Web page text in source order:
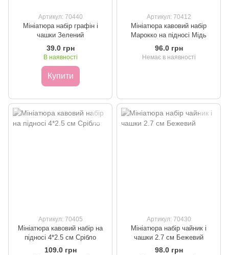
Артикул: 70440
Мініатюра набір графін і
чашки Зелений
39.0 грн
В наявності
Купити
Артикул: 70412
Мініатюра кавовий набір
Марокко на підносі Мідь
96.0 грн
Немає в наявності
Артикул: 70405
Мініатюра кавовий набір на
підносі 4*2.5 см Срібло
109.0 грн
Артикул: 70430
Мініатюра набір чайник і
чашки 2.7 см Бежевий
98.0 грн